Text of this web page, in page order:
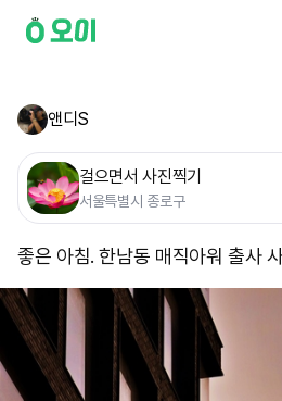
앤디S
걸으면서 사진찍기
서울특별시 종로구
좋은 아침. 한남동 매직아워 출사